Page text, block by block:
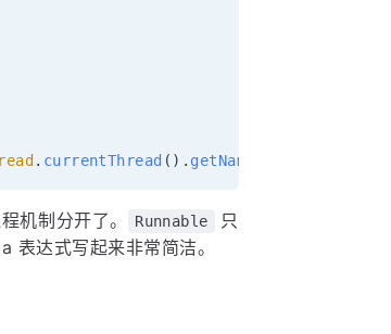
. currentThread ( ) . getName
机制分开了。 Runnable
只
表达式写起来非常简洁。